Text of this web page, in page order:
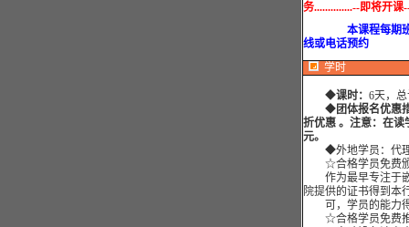
务..............--即将开
本课程每期班限
线或电话预约
学时
◆课时： 6天，
◆团体报名优惠
折优惠 。注意：在读
元。
◆外地学员：代理
☆合格学员免费颁
作为最早专注于嵌
院提供的证书得到本
可，学员的能力得
☆合格学员免费